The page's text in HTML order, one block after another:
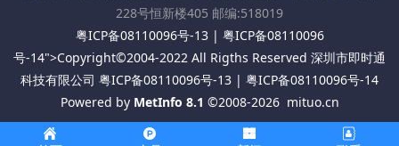
228号恒新楼405 邮编:518019
粤ICP备08110096号-13| 粤ICP备08110096
号-14">Copyright©2004-2022 All Rigths Reserved 深圳市即时通
科技有限公司 粤ICP备08110096号-13 | 粤ICP备08110096号-14
Powered by MetInfo 8.1 ©2008-2026 mituo.cn